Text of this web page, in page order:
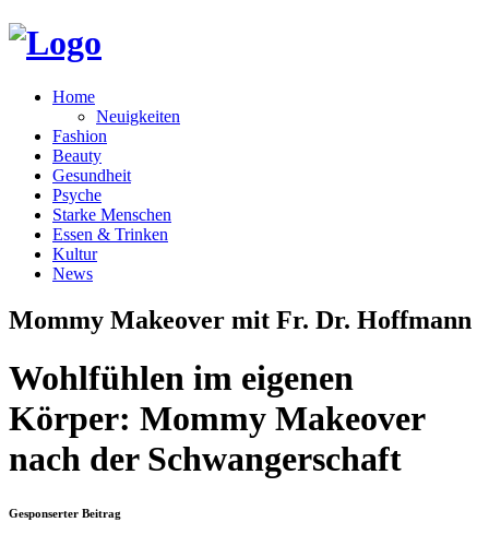
Home
Neuigkeiten
Fashion
Beauty
Gesundheit
Psyche
Starke Menschen
Essen & Trinken
Kultur
News
Mommy Makeover mit Fr. Dr. Hoffmann
Wohlfühlen im eigenen
Körper: Mommy Makeover
nach der Schwangerschaft
Gesponserter Beitrag